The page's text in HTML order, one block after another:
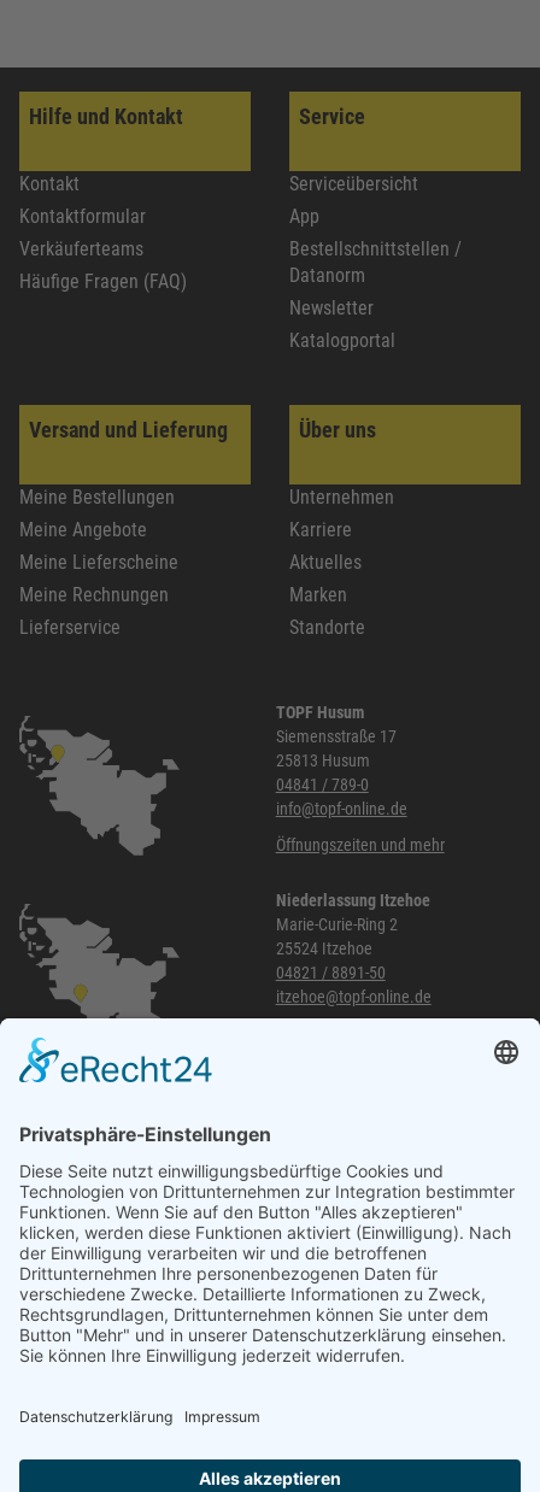
Hilfe und Kontakt
Kontakt
Kontaktformular
Verkäuferteams
Häufige Fragen (FAQ)
Service
Serviceübersicht
App
Bestellschnittstellen /
Datanorm
Newsletter
Katalogportal
Versand und Lieferung
Meine Bestellungen
Meine Angebote
Meine Lieferscheine
Meine Rechnungen
Lieferservice
Über uns
Unternehmen
Karriere
Aktuelles
Marken
Standorte
TOPF Husum
Siemensstraße 17
25813 Husum
04841 / 789-0
info@topf-online.de
Öffnungszeiten und mehr
Niederlassung Itzehoe
Marie-Curie-Ring 2
25524 Itzehoe
04821 / 8891-50
itzehoe@topf-online.de
040 / 21 04 04 04-04
glinde@topf-online.de
Öffnungszeiten und mehr